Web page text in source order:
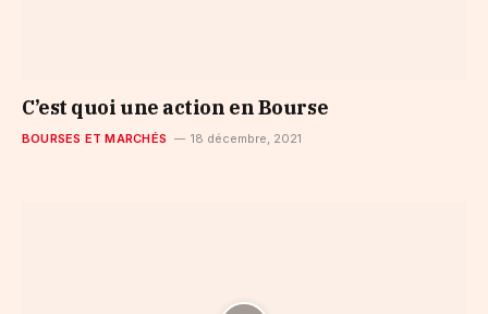
C’est quoi une action en Bourse
BOURSES ET MARCHÉS 18 décembre, 2021